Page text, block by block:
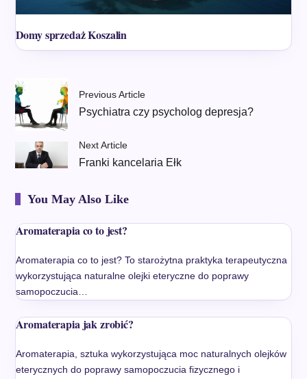
Domy sprzedaż Koszalin
Previous Article
Psychiatra czy psycholog depresja?
Next Article
Franki kancelaria Ełk
You May Also Like
Aromaterapia co to jest?
Aromaterapia co to jest? To starożytna praktyka terapeutyczna
wykorzystująca naturalne olejki eteryczne do poprawy
samopoczucia…
Aromaterapia jak zrobić?
Aromaterapia, sztuka wykorzystująca moc naturalnych olejków
eterycznych do poprawy samopoczucia fizycznego i